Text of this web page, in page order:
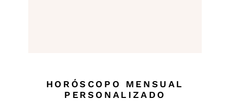
HORÓSCOPO MENSUAL
PERSONALIZADO